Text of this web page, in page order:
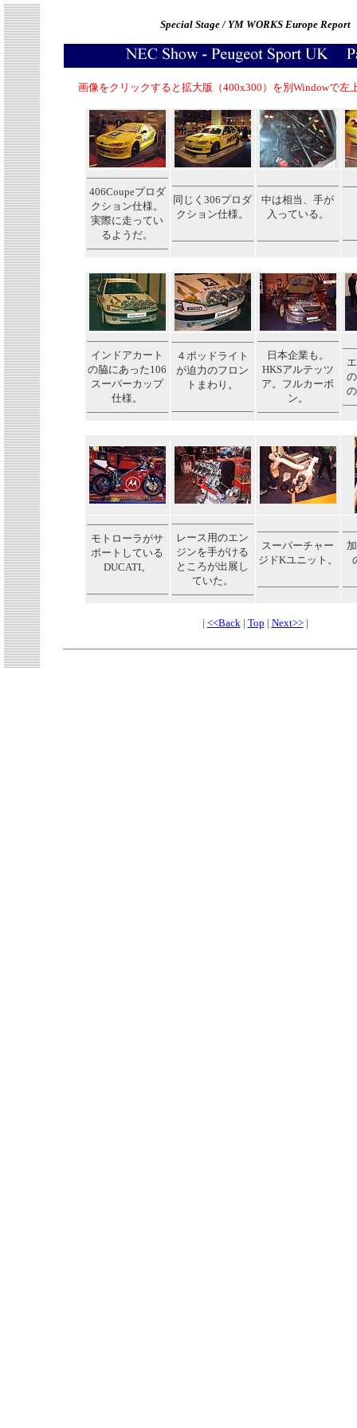
Special Stage / YM WORKS Europe Report
画像をクリックすると拡大版（400x300）を別Windowで左
406Coupeプロダ
クション仕様。
実際に走ってい
るようだ。
同じく306プロダ
クション仕様。
中は相当、手が
入っている。
インドアカート
の脇にあった106
スーパーカップ
仕様。
４ポッドライト
が迫力のフロン
トまわり。
日本企業も。
HKSアルテッツ
ア。フルカーボ
ン。
モトローラがサ
ポートしている
DUCATI。
レース用のエン
ジンを手がける
ところが出展し
ていた。
スーパーチャー
ジドKユニット。
| <<Back| Top | Next>>|